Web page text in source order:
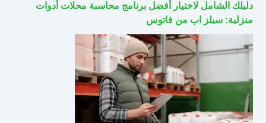
دليلك الشامل لاختيار أفضل برنامج محاسبة محلات أدوات
منزلية: سيلز اب من فاتوس